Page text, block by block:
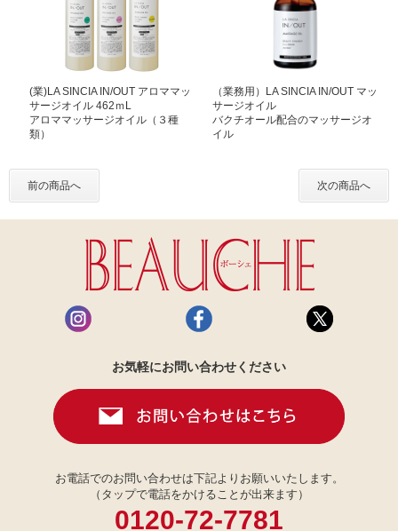
(業)LA SINCIA IN/OUT アロママッ
サージオイル 462ｍL
アロママッサージオイル（３種
類）
（業務用）LA SINCIA IN/OUT マッ
サージオイル
バクチオール配合のマッサージオ
イル
前の商品へ 次の商品へ
お気軽にお問い合わせください
お電話でのお問い合わせは下記よりお願いいたします。
（タップで電話をかけることが出来ます）
0120-72-7781